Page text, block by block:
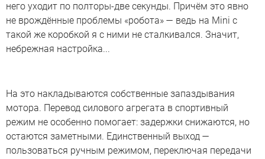
него уходит по полторы-две секунды. Причём это явно
не врождённые проблемы «робота» — ведь на Mini с
такой же коробкой я с ними не сталкивался. Значит,
небрежная настройка...
На это накладываются собственные запаздывания
мотора. Перевод силового агрегата в спортивный
режим не особенно помогает: задержки снижаются, но
остаются заметными. Единственный выход —
пользоваться ручным режимом, переключая передачи